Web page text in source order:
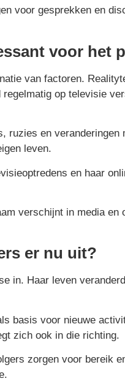
voor gesprekken en
voor het
van factoren.
op televisie
ruzies en
leven.
en haar
verschijnt in media
er nu uit?
in. Haar leven
basis voor nieuwe
zich ook in die richting.
zorgen voor bereik